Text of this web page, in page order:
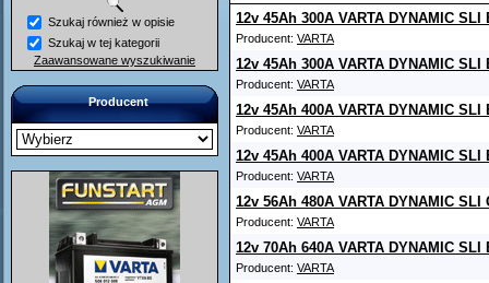
Szukaj również w opisie
Szukaj w tej kategorii
Zaawansowane wyszukiwanie
Producent
12v 45Ah 300A VARTA DYNAMIC SLI
Producent: VARTA
12v 45Ah 300A VARTA DYNAMIC SLI
Producent: VARTA
12v 45Ah 400A VARTA DYNAMIC SLI
Producent: VARTA
12v 45Ah 400A VARTA DYNAMIC SLI
Producent: VARTA
12v 56Ah 480A VARTA DYNAMIC SLI
Producent: VARTA
12v 70Ah 640A VARTA DYNAMIC SLI
Producent: VARTA